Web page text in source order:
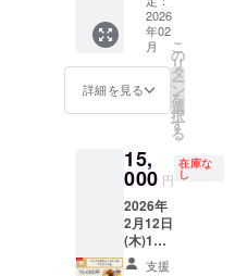
茶の産
地で収
録した
の音源
です。
ヨガ、
読書を
はじ
め、リ
ラック
スタイ
ムや移
動時間
めた
メール
をお送
りしま
リター
ンは複
す！ぜ
ひ他の
リター
ンも合
わせて
ご検討
くださ
問会日
時 日
時：12
月7日
(日)日本
アーカ
イブ配
内容：
おうち
でベト
ナム茶
メール
をお送
りしま
す。 ☆
リター
す！ぜ
ひ他の
リター
ンも合
わせて
ご検討
くださ
動時間
のお供
に。 収
録時
間：約
URLを
記載し
たメー
ルをお
送りし
ます。
●お礼の
す。 ●
ベトナ
ム・ハ
ザンの
自然の
録した
自然そ
のまま
の音源
です。
瞑想や
ヨガ、
グ会
【クラ
ファン
限定席4
名様】
ベトナ
ム料理
伊藤忍
さんの
手作り
ベトナ
ム菓子6
種と
Tinhの
2026
年02
月
詳細を見る
こ
の
リ
タ
ー
ン
を
選
択
す
る
15,
000 円
在庫な
し
2026年
2月12日
(木)11:0
0 ベト
支援